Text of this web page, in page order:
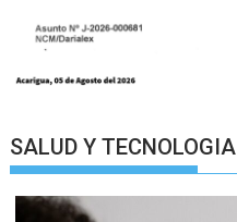
SALUD Y TECNOLOGIA